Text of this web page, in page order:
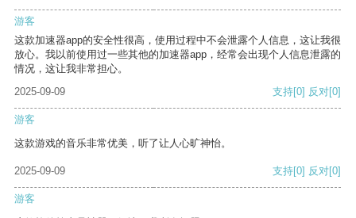
游客
这款加速器app的安全性很高，使用过程中不会泄露个人信息，这让我很
放心。我以前使用过一些其他的加速器app，经常会出现个人信息泄露的
情况，这让我非常担心。
2025-09-09
支持[0] 反对[0]
游客
这款游戏的音乐非常优美，听了让人心旷神怡。
2025-09-09 支持[0] 反对[0]
游客